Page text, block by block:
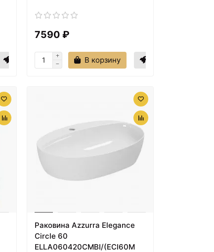
7590 ₽
В корзину
Раковина Azzurra Elegance
Circle 60
ELLA060420CMBI/(ECI60M